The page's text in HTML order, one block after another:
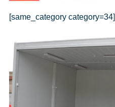
[same_category